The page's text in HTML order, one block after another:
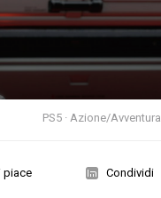
PS5 · Azione/Avventura
piace Condividi